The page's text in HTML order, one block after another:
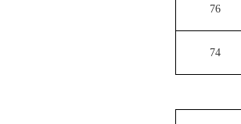
76
74